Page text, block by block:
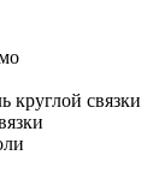
круглой связки